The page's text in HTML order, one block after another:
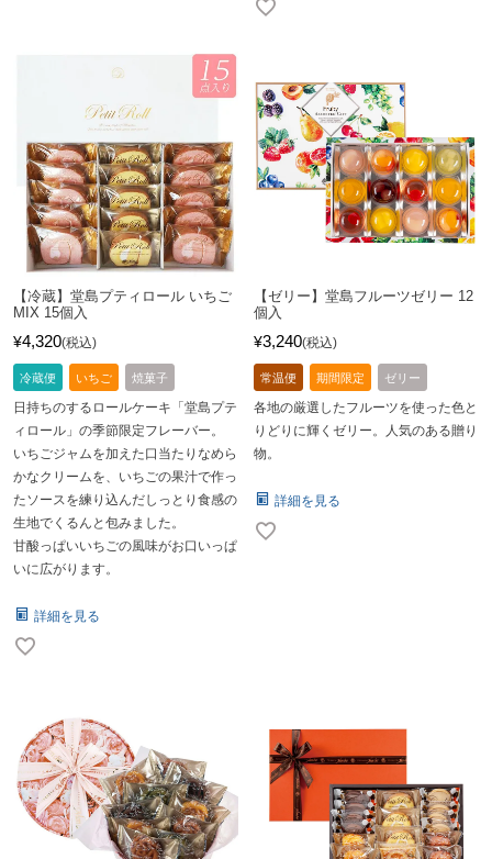
【冷蔵】堂島プティロール いちご
MIX 15個入
¥4,320 税込
冷蔵便 いちご 焼菓子
日持ちのするロールケーキ「堂島プテ
ィロール」の季節限定フレーバー。
いちごジャムを加えた口当たりなめら
かなクリームを、いちごの果汁で作っ
たソースを練り込んだしっとり食感の
生地でくるんと包みました。
甘酸っぱいいちごの風味がお口いっぱ
いに広がります。
詳細を見る
【ゼリー】堂島フルーツゼリー 12
個入
¥3,240 税込
常温便 期間限定 ゼリー
各地の厳選したフルーツを使った色と
りどりに輝くゼリー。人気のある贈り
物。
詳細を見る